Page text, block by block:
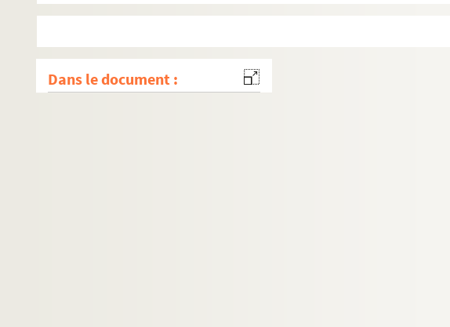
Dans le document :